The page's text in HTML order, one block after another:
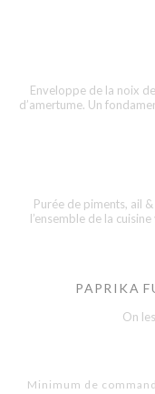
Enveloppe de la noix
d’amertume. Un
Purée de piments, ail
l’ensemble de la
PAPRIKA
On
Minimum de